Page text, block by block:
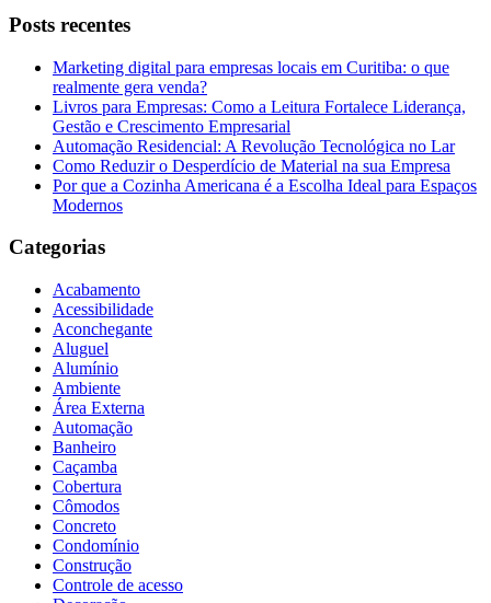
Posts recentes
Marketing digital para empresas locais em Curitiba: o que
realmente gera venda?
Livros para Empresas: Como a Leitura Fortalece Liderança,
Gestão e Crescimento Empresarial
Automação Residencial: A Revolução Tecnológica no Lar
Como Reduzir o Desperdício de Material na sua Empresa
Por que a Cozinha Americana é a Escolha Ideal para Espaços
Modernos
Categorias
Acabamento
Acessibilidade
Aconchegante
Aluguel
Alumínio
Ambiente
Área Externa
Automação
Banheiro
Caçamba
Cobertura
Cômodos
Concreto
Condomínio
Construção
Controle de acesso